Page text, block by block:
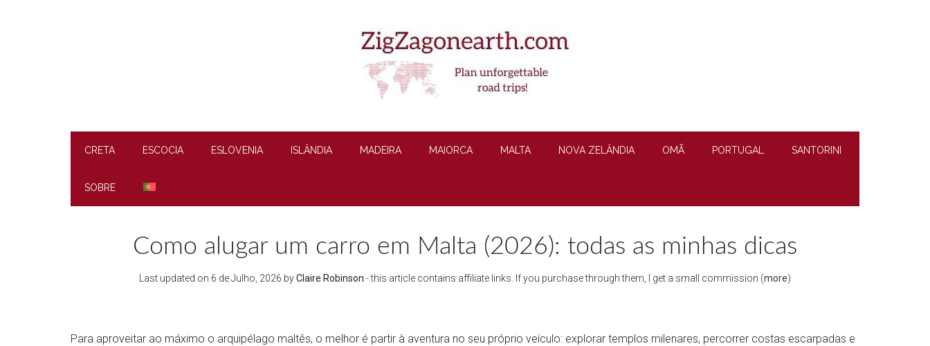
CRETA ESCOCIA ESLOVENIA ISLÂNDIA MADEIRA MAIORCA MALTA NOVA ZELÂNDIA OMÃ PORTUGAL SANTORINI
SOBRE
Como alugar um carro em Malta (2026): todas as minhas dicas
Last updated on 6 de Julho, 2026 byClaire Robinson - this article contains affiliate links. If you purchase through them, I get a small commission (more)
Para aproveitar ao máximo o arquipélago maltês, o melhor é partir à aventura no seu próprio veículo: explorar templos milenares, percorrer costas escarpadas e